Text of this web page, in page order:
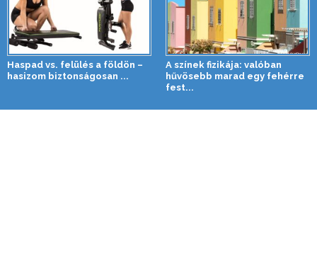
Haspad vs. felülés a földön –
hasizom biztonságosan ...
A színek fizikája: valóban
hűvösebb marad egy fehérre
fest...